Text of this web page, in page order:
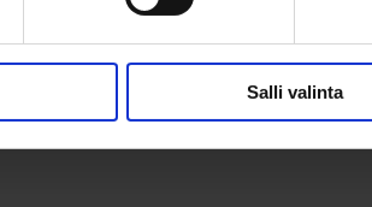
Salli valinta